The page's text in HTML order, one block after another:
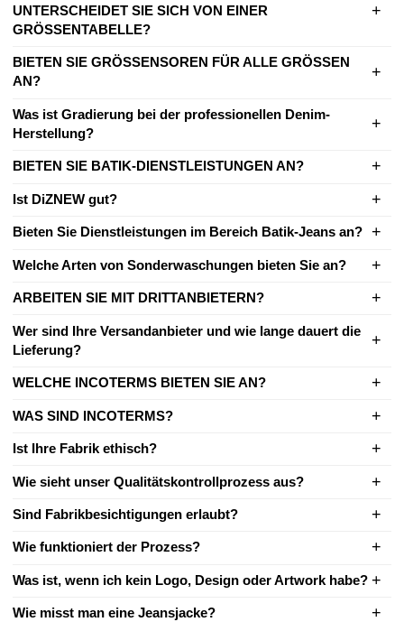
UNTERSCHEIDET SIE SICH VON EINER
GRÖSSENTABELLE?
BIETEN SIE GRÖSSENSOREN FÜR ALLE GRÖSSEN
AN?
Was ist Gradierung bei der professionellen Denim-
Herstellung?
BIETEN SIE BATIK-DIENSTLEISTUNGEN AN?
Ist DiZNEW gut?
Bieten Sie Dienstleistungen im Bereich Batik-Jeans an?
Welche Arten von Sonderwaschungen bieten Sie an?
ARBEITEN SIE MIT DRITTANBIETERN?
Wer sind Ihre Versandanbieter und wie lange dauert die
Lieferung?
WELCHE INCOTERMS BIETEN SIE AN?
WAS SIND INCOTERMS?
Ist Ihre Fabrik ethisch?
Wie sieht unser Qualitätskontrollprozess aus?
Sind Fabrikbesichtigungen erlaubt?
Wie funktioniert der Prozess?
Was ist, wenn ich kein Logo, Design oder Artwork habe?
Wie misst man eine Jeansjacke?